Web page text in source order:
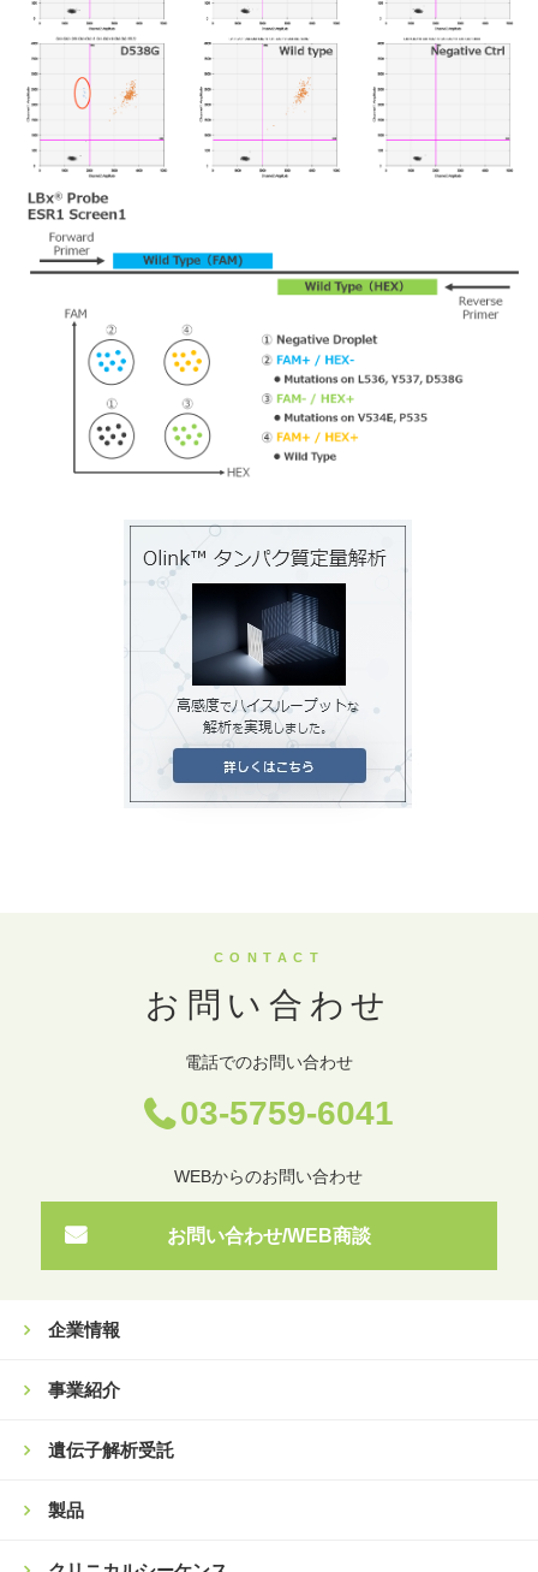
CONTACT
お問い合わせ
電話でのお問い合わせ
03-5759-6041
WEBからのお問い合わせ
お問い合わせ/WEB商談
企業情報
事業紹介
遺伝子解析受託
製品